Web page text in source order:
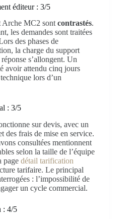
éditeur : 3/5
Arche MC2 sontcontrastés.
les demandes sont traitées
des phases de
la charge du support
s’allongent. Un
avoir attendu cinq jours
lors d’un
: 3/5
sur devis, avec un
des frais de mise en service.
consultées mentionnent
selon la taille de l’équipe
page détail tarification
tarifaire. Le principal
: l’impossibilité de
un cycle commercial.
: 4/5